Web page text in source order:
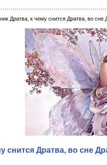
Дратва, к чему снится Дратва, во сне
снится Дратва, во сне